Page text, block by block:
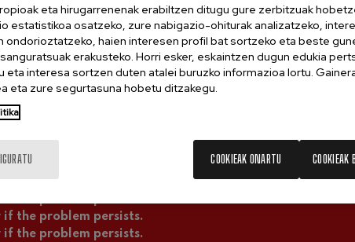
the problem persists.
the problem persists.
the problem persists.
the problem persists.
the problem persists.
the problem persists.
the problem persists.
the problem persists.
the problem persists.
the problem persists.
the problem persists.
the problem persists.
the problem persists.
the problem persists.
eta hirugarrenenak erabiltzen ditugu gure zerbitzuak
estatistikoa osatzeko, zure nabigazio-ohiturak analizatzeko,
ondorioztatzeko, haien interesen profil bat sortzeko eta beste
erakusteko. Horri esker, eskaintzen dugun edukia
eta interesa sortzen duten atalei buruzko informazioa lortu.
eta zure segurtasuna hobetu ditzakegu.
COOKIEAK
COOKIEAK ONARTU